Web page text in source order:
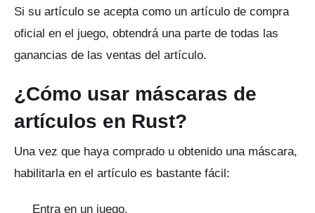
Si su artículo se acepta como un artículo de compra
oficial en el juego, obtendrá una parte de todas las
ganancias de las ventas del artículo.
¿Cómo usar máscaras de
artículos en Rust?
Una vez que haya comprado u obtenido una máscara,
habilitarla en el artículo es bastante fácil:
Entra en un juego.